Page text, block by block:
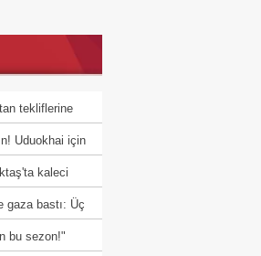
tekliflerine
Uduokhai için
kaleci
gaza bastı: Üç
bu sezon!"